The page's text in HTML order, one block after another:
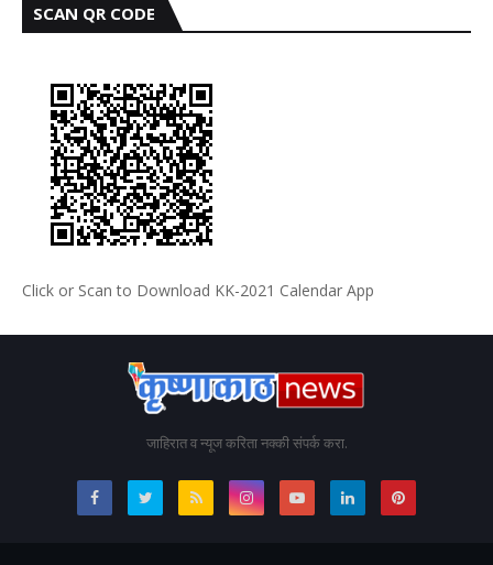
SCAN QR CODE
Click or Scan to Download KK-2021 Calendar App
जाहिरात व न्यूज करिता नक्की संपर्क करा.